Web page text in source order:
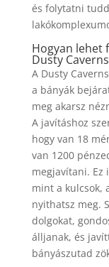
és folytatni
Hogyan lehet
Dusty
A Dusty
a bányák
meg akarsz
A javításhoz
hogy van 18
van 1200
megjavítani. Ez
mint a kulcsok,
nyithatsz meg.
dolgokat,
álljanak, és
bányászutad